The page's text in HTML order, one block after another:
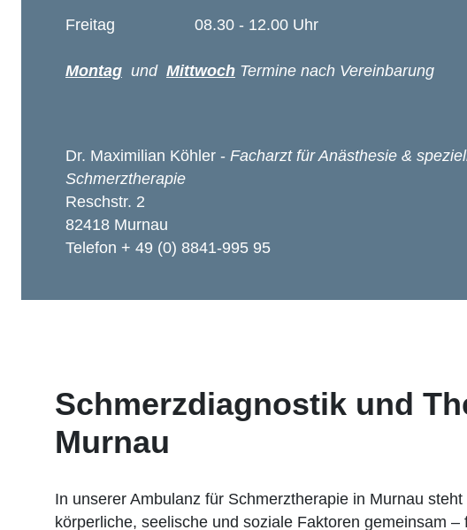
Freitag 08.30 - 12.00 Uhr
Montag und Mittwoch Termine nach Vereinbarung
Dr. Maximilian Köhler - Facharzt für Anästhesie &
Schmerztherapie
Reschstr. 2
82418 Murnau
Telefon + 49 (0) 8841-995 95
Schmerzdiagnostik und
Murnau
In unserer Ambulanz für Schmerztherapie in Murnau
körperliche, seelische und soziale Faktoren gemeinsam